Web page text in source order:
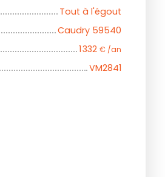
Tout à l'égout
Caudry 59540
1 332 € /an
VM2841